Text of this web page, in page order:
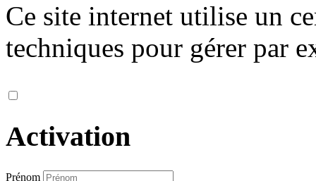
Ce site internet utilise un
techniques pour gérer par
Activation
Prénom